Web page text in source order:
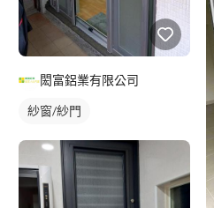
閎富鋁業有限公司
紗窗/紗門